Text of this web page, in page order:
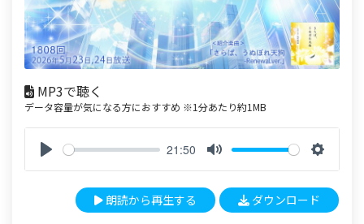
MP3で聴く
データ容量が気になる方におすすめ ※1分あたり約1MB
21:50
t
e
t
朗読から再生する ダウンロード